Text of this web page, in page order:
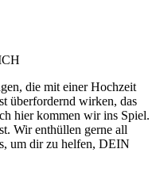
die mit einer Hochzeit
überfordernd wirken, das
hier kommen wir ins Spiel.
Wir enthüllen gerne all
um dir zu helfen, DEIN